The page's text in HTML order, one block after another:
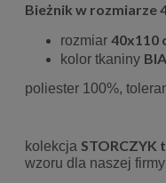
Bieżnik w rozmiarze
rozmiar 40x110
kolor tkaniny
poliester 100%,
kolekcja
wzoru dla naszej firmy